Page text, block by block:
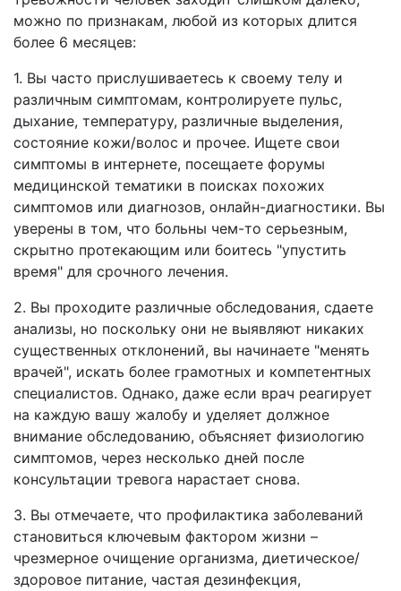
можно по признакам, любой из которых длится
более 6 месяцев:
1. Вы часто прислушиваетесь к своему телу и
различным симптомам, контролируете пульс,
дыхание, температуру, различные выделения,
состояние кожи/волос и прочее. Ищете свои
симптомы в интернете, посещаете форумы
медицинской тематики в поисках похожих
симптомов или диагнозов, онлайн-диагностики. Вы
уверены в том, что больны чем-то серьезным,
скрытно протекающим или боитесь "упустить
время" для срочного лечения.
2. Вы проходите различные обследования, сдаете
анализы, но поскольку они не выявляют никаких
существенных отклонений, вы начинаете "менять
врачей", искать более грамотных и компетентных
специалистов. Однако, даже если врач реагирует
на каждую вашу жалобу и уделяет должное
внимание обследованию, объясняет физиологию
симптомов, через несколько дней после
консультации тревога нарастает снова.
3. Вы отмечаете, что профилактика заболеваний
становиться ключевым фактором жизни –
чрезмерное очищение организма, диетическое/
здоровое питание, частая дезинфекция,